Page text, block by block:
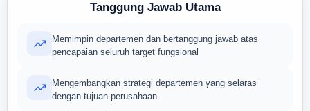
Tanggung Jawab Utama
Memimpin departemen dan bertanggung jawab atas
pencapaian seluruh target fungsional
Mengembangkan strategi departemen yang selaras
dengan tujuan perusahaan